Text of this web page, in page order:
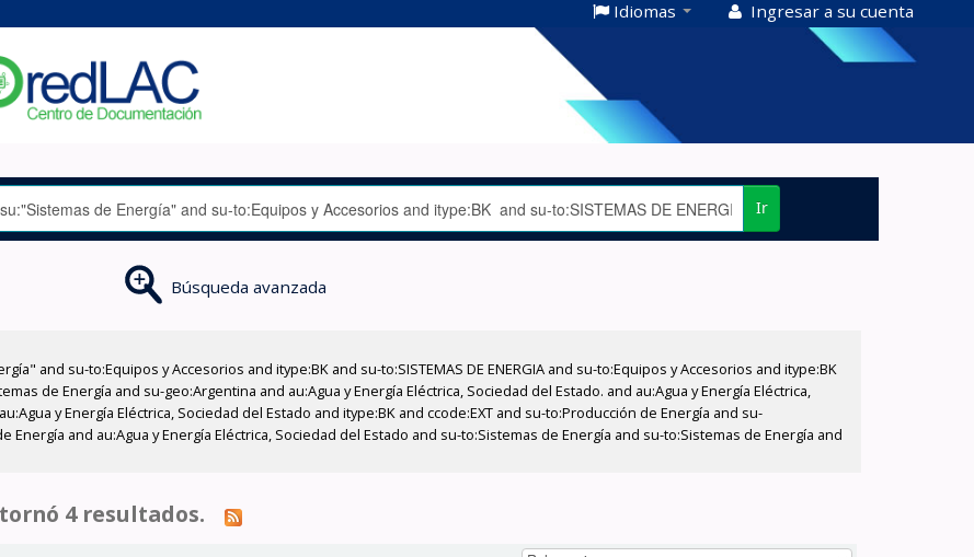
Idiomas Ingresar a su cuenta
Ir
Búsqueda avanzada
and su-to:Equipos y Accesorios and itype:BK and su-to:SISTEMAS DE ENERGIA and su-to:Equipos y Accesorios and itype:BK
de Energía and su-geo:Argentina and au:Agua y Energía Eléctrica, Sociedad del Estado. and au:Agua y Energía Eléctrica,
y Energía Eléctrica, Sociedad del Estado and itype:BK and ccode:EXT and su-to:Producción de Energía and su-
and au:Agua y Energía Eléctrica, Sociedad del Estado and su-to:Sistemas de Energía and su-to:Sistemas de Energía and
4 resultados.